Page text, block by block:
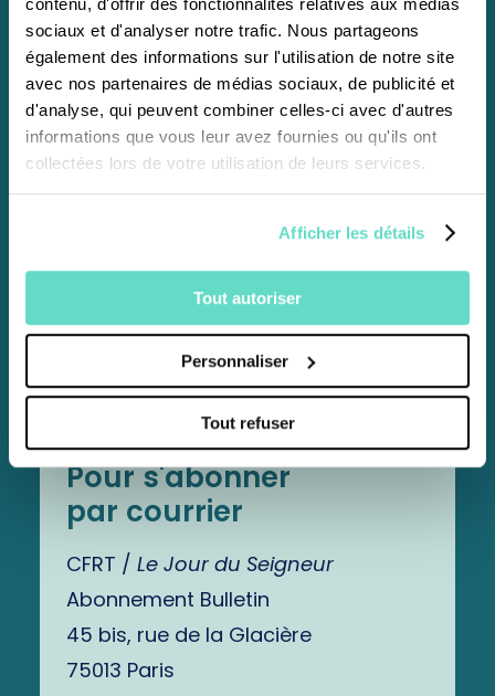
sociaux et d'analyser notre trafic. Nous partageons
également des informations sur l'utilisation de notre site
avec nos partenaires de médias sociaux, de publicité et
d'analyse, qui peuvent combiner celles-ci avec d'autres
informations que vous leur avez fournies ou qu'ils ont
collectées lors de votre utilisation de leurs services.
Afficher les détails
Tout autoriser
Personnaliser
Tout refuser
Vous recevrez tous les deux mois en avant-
première la programmation détaillée des
messes, 2 mois à venir ainsi que des articles de
culture chrétienne, spiritualité, patrimoine.
Je m'abonne en ligne
Pour s'abonner
par courrier
CFRT / Le Jour du Seigneur
Abonnement Bulletin
45 bis, rue de la Glacière
75013 Paris